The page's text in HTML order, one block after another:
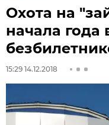
Охота на
начала года
15:29 14.12.2018